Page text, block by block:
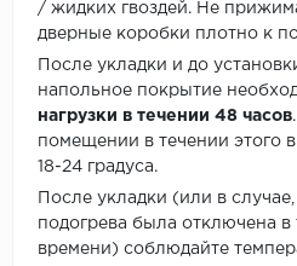
/ жидких гвоздей. Не
дверные коробки плотно к
После укладки и до
напольное покрытие
нагрузки в течении 48 часов
помещении в течении этого
18-24 градуса.
После укладки (или в
подогрева была отключена в
времени) соблюдайте